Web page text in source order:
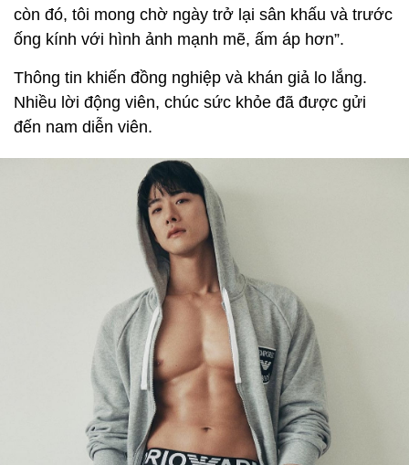
còn đó, tôi mong chờ ngày trở lại sân khấu và trước
ống kính với hình ảnh mạnh mẽ, ấm áp hơn”.
Thông tin khiến đồng nghiệp và khán giả lo lắng.
Nhiều lời động viên, chúc sức khỏe đã được gửi
đến nam diễn viên.